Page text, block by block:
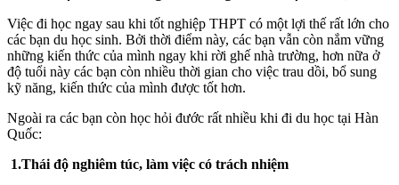
Việc đi học ngay sau khi tốt nghiệp THPT có một lợi thế rất lớn cho
các bạn du học sinh. Bởi thời điểm này, các bạn vẫn còn nắm vững
những kiến thức của mình ngay khi rời ghế nhà trường, hơn nữa ở
độ tuổi này các bạn còn nhiều thời gian cho việc trau dồi, bổ sung
kỹ năng, kiến thức của mình được tốt hơn.
Ngoài ra các bạn còn học hỏi đước rất nhiều khi đi du học tại Hàn
Quốc:
1.Thái độ nghiêm túc, làm việc có trách nhiệm